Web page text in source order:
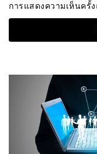
การแสดงความเห็นครั้ง